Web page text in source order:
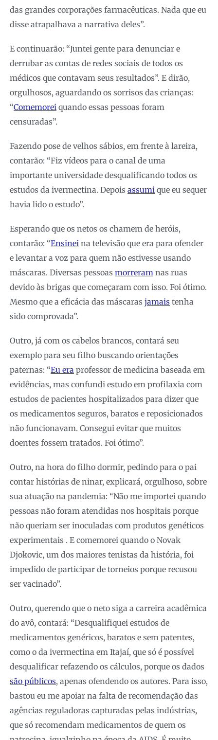
das grandes corporações farmacêuticas. Nada que eu
disse atrapalhava a narrativa deles”.
E continuarão: “Juntei gente para denunciar e
derrubar as contas de redes sociais de todos os
médicos que contavam seus resultados”. E dirão,
orgulhosos, aguardando os sorrisos das crianças:
“Comemorei quando essas pessoas foram
censuradas”.
Fazendo pose de velhos sábios, em frente à lareira,
contarão: “Fiz vídeos para o canal de uma
importante universidade desqualificando todos os
estudos da ivermectina. Depois assumi que eu sequer
havia lido o estudo”.
Esperando que os netos os chamem de heróis,
contarão: “Ensinei na televisão que era para ofender
e levantar a voz para quem não estivesse usando
máscaras. Diversas pessoas morreram nas ruas
devido às brigas que começaram com isso. Foi ótimo.
Mesmo que a eficácia das máscaras jamais tenha
sido comprovada”.
Outro, já com os cabelos brancos, contará seu
exemplo para seu filho buscando orientações
paternas: “Eu era professor de medicina baseada em
evidências, mas confundi estudo em profilaxia com
estudos de pacientes hospitalizados para dizer que
os medicamentos seguros, baratos e reposicionados
não funcionavam. Consegui evitar que muitos
doentes fossem tratados. Foi ótimo”.
Outro, na hora do filho dormir, pedindo para o pai
contar histórias de ninar, explicará, orgulhoso, sobre
sua atuação na pandemia: “Não me importei quando
pessoas não foram atendidas nos hospitais porque
não queriam ser inoculadas com produtos genéticos
experimentais . E comemorei quando o Novak
Djokovic, um dos maiores tenistas da história, foi
impedido de participar de torneios porque recusou
ser vacinado”.
Outro, querendo que o neto siga a carreira acadêmica
do avô, contará: “Desqualifiquei estudos de
medicamentos genéricos, baratos e sem patentes,
como o da ivermectina em Itajaí, que só é possível
desqualificar refazendo os cálculos, porque os dados
são públicos, apenas ofendendo os autores. Para isso,
bastou eu me apoiar na falta de recomendação das
agências reguladoras capturadas pelas indústrias,
que só recomendam medicamentos de quem os